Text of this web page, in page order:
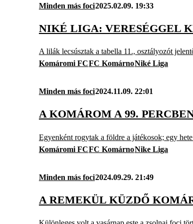
Minden más foci2025.02.09. 19:33
NIKÉ LIGA: VERESÉGGEL
A lilák lecsúsztak a tabella 11., osztályozót
Komáromi FCFC KomárnoNiké Liga
Minden más foci2024.11.09. 22:01
A KOMÁROM A 99.
Egyenként rogytak a földre a játékosok; egy
Komáromi FCFC KomárnoNike Liga
Minden más foci2024.09.29. 21:49
A REMEKÜL KÜZDŐ